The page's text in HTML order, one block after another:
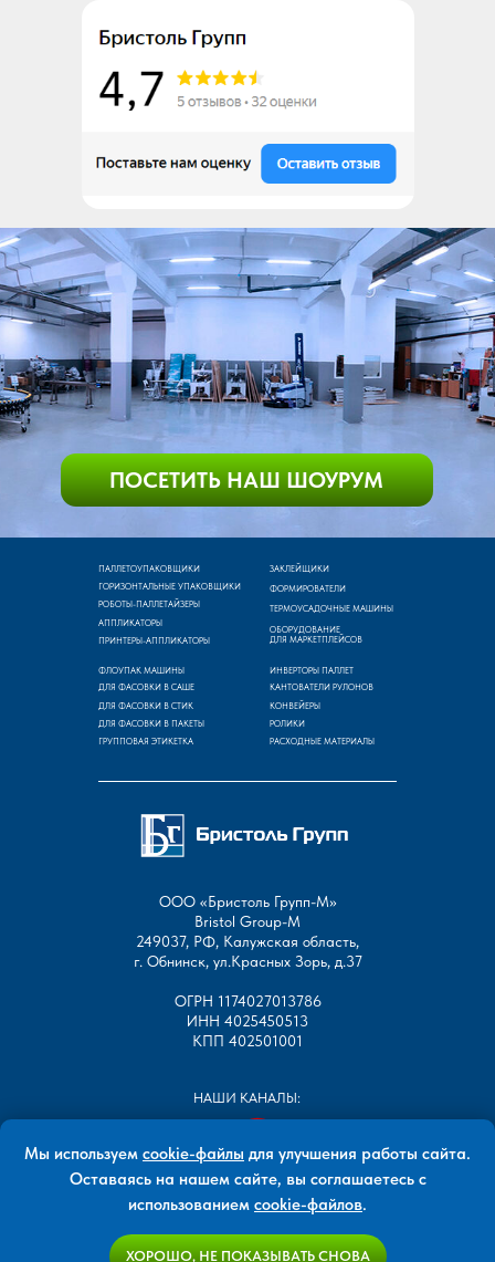
ПАЛЛЕТОУПАКОВЩИКИ
ГОРИЗОНТАЛЬНЫЕ УПАКОВЩИКИ
ЗАКЛЕЙЩИКИ
ФОРМИРОВАТЕЛИ
ТЕРМОУСАДОЧНЫЕ МАШИНЫ
АППЛИКАТОРЫ
ПРИНТЕРЫ-АППЛИКАТОРЫ
ФЛОУПАК МАШИНЫ
ДЛЯ ФАСОВКИ В СТИК
ДЛЯ ФАСОВКИ В САШЕ
ДЛЯ ФАСОВКИ В ПАКЕТЫ
ОБОРУДОВАНИЕ
ДЛЯ МАРКЕТПЛЕЙСОВ
ГРУППОВАЯ ЭТИКЕТКА
РОБОТЫ-ПАЛЛЕТАЙЗЕРЫ
ИНВЕРТОРЫ ПАЛЛЕТ
КАНТОВАТЕЛИ РУЛОНОВ
КОНВЕЙЕРЫ
РОЛИКИ
РАСХОДНЫЕ МАТЕРИАЛЫ
ООО «Бристоль Групп-М»
Bristol Group-М
249037, РФ, Калужская область,
г. Обнинск, ул.Красных Зорь, д.37
ОГРН 1174027013786
ИНН 4025450513
КПП 402501001
ООО «Бристоль Групп-М»
НАШИ КАНАЛЫ:
Мы используем cookie-файлы для улучшения работы сайта.
Оставаясь на нашем сайте, вы соглашаетесь с
использованием cookie-файлов.
ХОРОШО, НЕ ПОКАЗЫВАТЬ СНОВА